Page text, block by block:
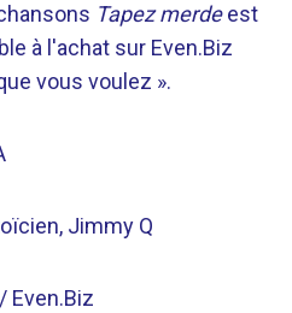
Tapez merdeest
à l'achat sur Even.Biz
vous voulez ».
Jimmy Q
Even.Biz